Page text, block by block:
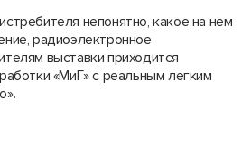
непонятно, какое на нем
радиоэлектронное
выставки приходится
«МиГ» с реальным легким